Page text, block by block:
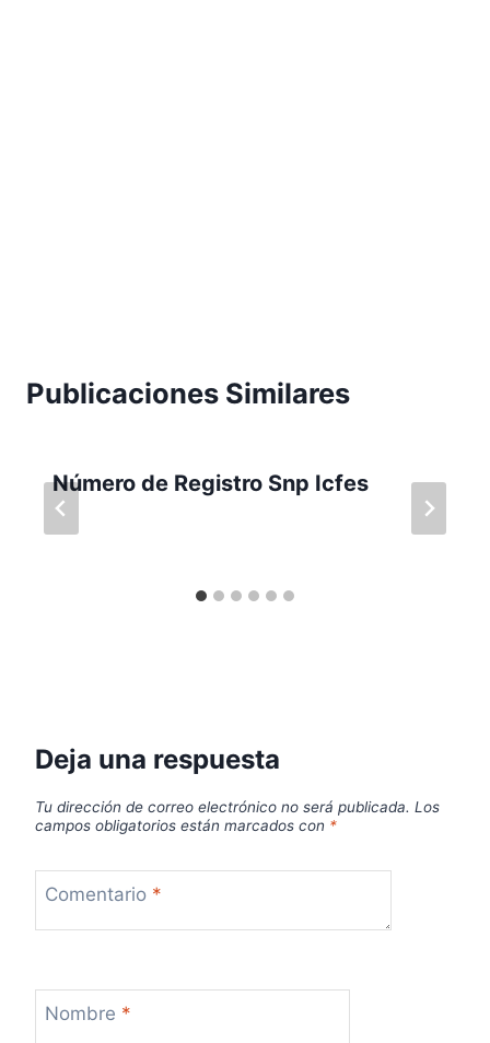
Publicaciones Similares
Número de Registro Snp Icfes
Deja una respuesta
Tu dirección de correo electrónico no será publicada. Los
campos obligatorios están marcados con *
Comentario *
Nombre *